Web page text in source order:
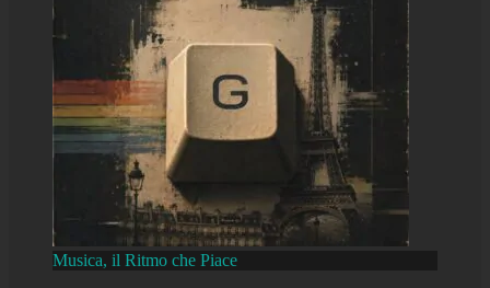
Musica, il Ritmo che Piace